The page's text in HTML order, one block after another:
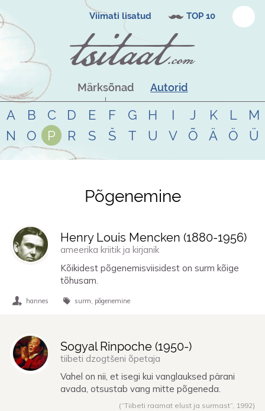
Viimati lisatud TOP 10
Märksõnad Autorid
A B C D E F G H I J K L
M
N
O P R S Š T U V Õ Ä Ö Ü
Tsitaadid teemal põgenemine
Põgenemine
Henry Louis Mencken (1880-1956)
ameerika kriitik ja kirjanik
Kõikidest põgenemisviisidest on surm kõige
tõhusam.
hannes surm põgenemine
Sogyal Rinpoche (1950-)
tiibeti dzogtšeni õpetaja
Vahel on nii, et isegi kui vanglauksed pärani
avada, otsustab vang mitte põgeneda.
(“Tiibeti raamat elust ja surmast”, 1992)